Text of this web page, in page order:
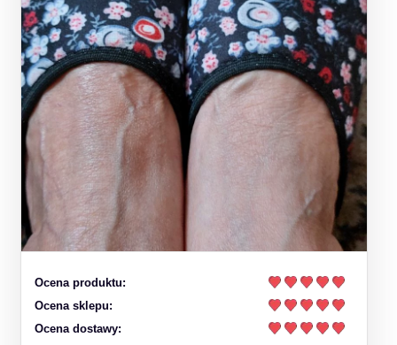
Ocena produktu:
Ocena sklepu:
Ocena dostawy: